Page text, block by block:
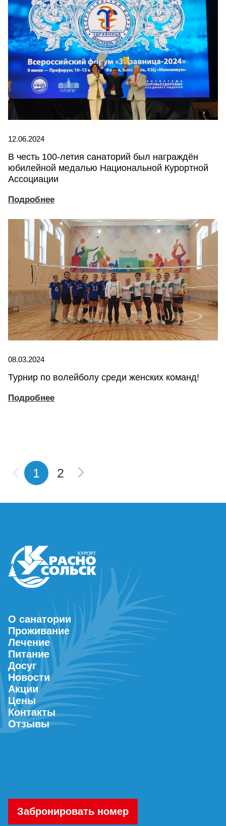
12.06.2024
В честь 100-летия санаторий был награждён
юбилейной медалью Национальной Курортной
Ассоциации
Подробнее
08.03.2024
Турнир по волейболу среди женских команд!
Подробнее
1 2
О санатории
Проживание
Лечение
Питание
Досуг
Новости
Акции
Цены
Контакты
Отзывы
Забронировать номер